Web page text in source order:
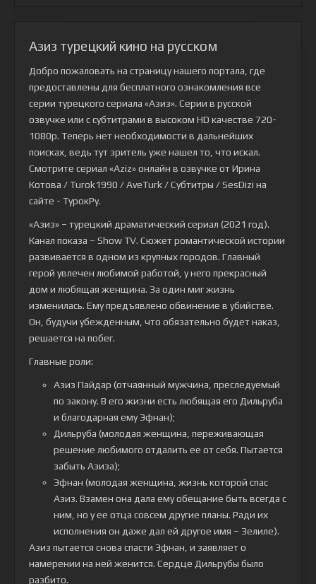
Азиз турецкий кино на русском
Добро пожаловать на страницу нашего портала, где
предоставлены для бесплатного ознакомления все
серии турецкого сериала «Азиз». Серии в русской
озвучке или с субтитрами в высоком HD качестве 720-
1080p. Теперь нет необходимости в дальнейших
поисках, ведь тут зритель уже нашел то, что искал.
Смотрите сериал «Aziz» онлайн в озвучке от Ирина
Котова / Turok1990 / AveTurk / Субтитры / SesDizi на
сайте - ТурокРу.
«Азиз» – турецкий драматический сериал (2021 год).
Канал показа – Show TV. Сюжет романтической истории
развивается в одном из крупных городов. Главный
герой увлечен любимой работой, у него прекрасный
дом и любящая женщина. За один миг жизнь
изменилась. Ему предъявлено обвинение в убийстве.
Он, будучи убежденным, что обязательно будет наказ,
решается на побег.
Главные роли:
Азиз Пайдар (отчаянный мужчина, преследуемый
по закону. В его жизни есть любящая его Дильруба
и благодарная ему Эфнан);
Дильруба (молодая женщина, переживающая
решение любимого отдалить ее от себя. Пытается
забыть Азиза);
Эфнан (молодая женщина, жизнь которой спас
Азиз. Взамен она дала ему обещание быть всегда с
ним, но у ее отца совсем другие планы. Ради их
исполнения он даже дал ей другое имя – Зелиле).
Азиз пытается снова спасти Эфнан, и заявляет о
намерении на ней женится. Сердце Дильрубы было
разбито.